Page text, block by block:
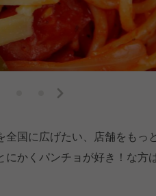
国に広げたい、店舗をもっ
かくパンチョが好き！な方